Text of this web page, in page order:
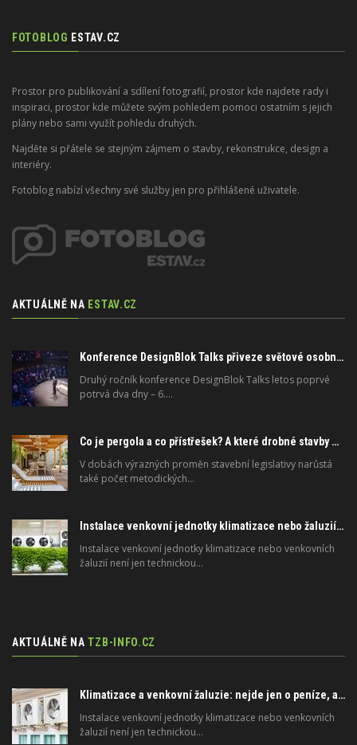
FOTOBLOG ESTAV.CZ
Prostor pro publikování a sdílení fotografií, prostor kde najdete rady i
inspiraci, prostor kde můžete svým pohledem pomoci ostatním s jejich
plány nebo sami využít pohledu druhých.
Najděte si přátele se stejným zájmem o stavby, rekonstrukce, design a
interiéry.
Fotoblog nabízí všechny své služby jen pro přihlášené uživatele.
AKTUÁLNĚ NA ESTAV.CZ
Konference DesignBlok Talks přiveze světové osobnosti designu a architektury
Druhý ročník konference DesignBlok Talks letos poprvé
potrvá dva dny – 6.…
Co je pergola a co přístřešek? A které drobné stavby musíte povolovat? Pomůže metodika
V dobách výrazných proměn stavební legislativy narůstá
také počet metodických…
Instalace venkovní jednotky klimatizace nebo žaluzií podléhá jasným právním pravidlům
Instalace venkovní jednotky klimatizace nebo venkovních
žaluzií není jen technickou…
AKTUÁLNĚ NA TZB-INFO.CZ
Klimatizace a venkovní žaluzie: nejde jen o peníze, ale i o právo
Instalace venkovní jednotky klimatizace nebo venkovních
žaluzií není jen technickou…